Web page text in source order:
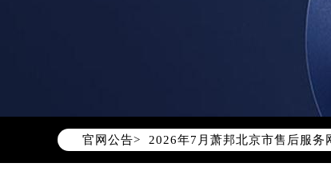
官网公告>
2026年7月萧邦北京市售后服务
2026年7月北京市萧邦官方售